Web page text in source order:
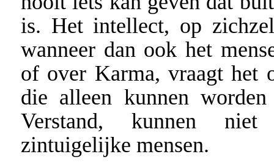
is. Het intellect, op
wanneer dan ook het
of over Karma, vraagt het
die alleen kunnen
Verstand, kunnen niet
zintuigelijke mensen.